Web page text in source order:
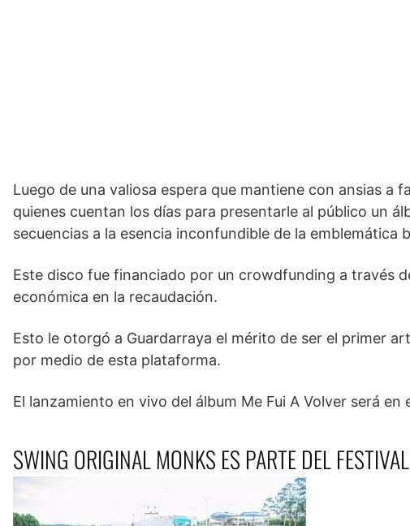
Luego de una valiosa espera que mantiene con ansias a
quienes cuentan los días para presentarle al público un
secuencias a la esencia inconfundible de la emblemática
Este disco fue financiado por un crowdfunding a través
económica en la recaudación.
Esto le otorgó a Guardarraya el mérito de ser el primer
por medio de esta plataforma.
El lanzamiento en vivo del álbum Me Fui A Volver será en
SWING ORIGINAL MONKS ES PARTE DEL